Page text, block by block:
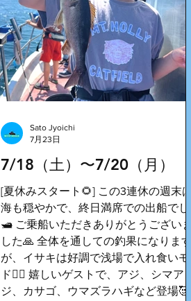
7/18（土）〜7/20（月）
[夏休みスタート🌻] この3連休の週末は
海も穏やかで、終日満席での出船でし
🛥️ ご乗船いただきありがとうございま
した🙏 全体を通しての釣果になります
が、イサキは好調で浅場で入れ食いモ
ド❤️‍🔥 嬉しいゲストで、アジ、シマア
ジ、カサゴ、ウマズラハギなど登場🥰
Sato Jyoichi
7月23日